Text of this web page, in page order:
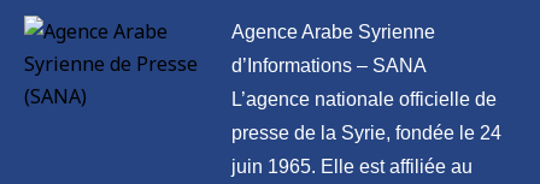
Agence Arabe Syrienne
d’Informations – SANA
L’agence nationale officielle de
presse de la Syrie, fondée le 24
juin 1965. Elle est affiliée au